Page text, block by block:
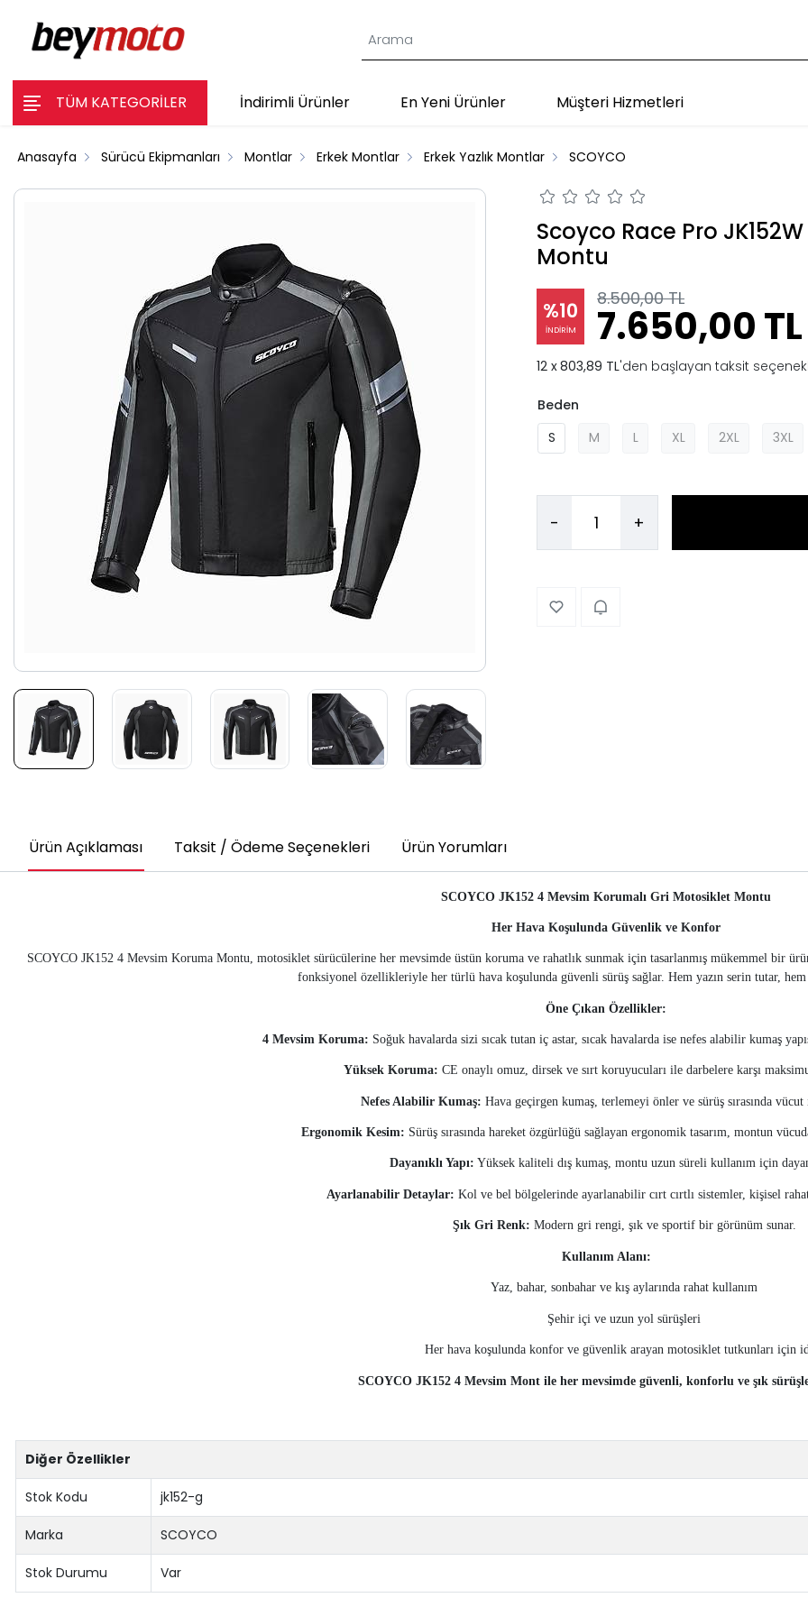
TÜM KATEGORİLER İndirimli Ürünler En Yeni Ürünler Müşteri Hizmetleri
Anasayfa Sürücü Ekipmanları Montlar Erkek Montlar Erkek Yazlık Montlar SCOYCO
Scoyco Race Pro
Montu
%10
İNDİRİM
8.500,00 TL
7.650,00 TL
803,89 TL'den başlayan taksit
Beden
S
M L XL 2XL 3XL
- +
Ürün Açıklaması Taksit / Ödeme Seçenekleri Ürün Yorumları
SCOYCO JK152 4 Mevsim Korumalı Gri Motosiklet Montu
Her Hava Koşulunda Güvenlik ve Konfor
SCOYCO JK152 4 Mevsim Koruma Montu, motosiklet sürücülerine her mevsimde üstün koruma ve rahatlık sunmak için tasarlanmış mükemmel bir
fonksiyonel özellikleriyle her türlü hava koşulunda güvenli sürüş sağlar. Hem yazın serin tutar, hem
Öne Çıkan Özellikler:
4 Mevsim Koruma: Soğuk havalarda sizi sıcak tutan iç astar, sıcak havalarda ise nefes alabilir kumaş
Yüksek Koruma: CE onaylı omuz, dirsek ve sırt koruyucuları ile darbelere karşı
Nefes Alabilir Kumaş: Hava geçirgen kumaş, terlemeyi önler ve sürüş sırasında vücut
Ergonomik Kesim: Sürüş sırasında hareket özgürlüğü sağlayan ergonomik tasarım, montun
Dayanıklı Yapı: Yüksek kaliteli dış kumaş, montu uzun süreli kullanım için
Ayarlanabilir Detaylar: Kol ve bel bölgelerinde ayarlanabilir cırt cırtlı sistemler, kişisel
Şık Gri Renk: Modern gri rengi, şık ve sportif bir görünüm sunar.
Kullanım Alanı:
Yaz, bahar, sonbahar ve kış aylarında rahat kullanım
Şehir içi ve uzun yol sürüşleri
Her hava koşulunda konfor ve güvenlik arayan motosiklet tutkunları için
SCOYCO JK152 4 Mevsim Mont ile her mevsimde güvenli, konforlu ve şık
Diğer Özellikler
Stok Kodu jk152-g
Marka SCOYCO
Stok Durumu Var